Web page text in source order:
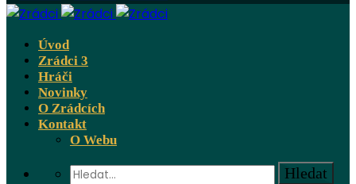
Úvod
Zrádci 3
Hráči
Novinky
O Zrádcích
Kontakt
O Webu